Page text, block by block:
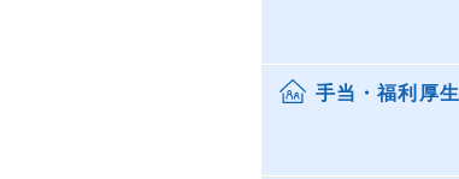
手当・福利厚生